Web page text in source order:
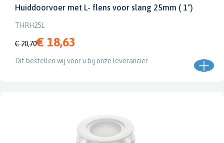
Huiddoorvoer met L- flens voor slang 25mm ( 1")
THRH25L
€ 20,70€ 18,63
Dit bestellen wij voor u bij onze leverancier